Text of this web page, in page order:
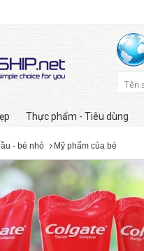
Thực phẩm - Tiêu dùng
- bé nhỏ Mỹ phẩm của bé